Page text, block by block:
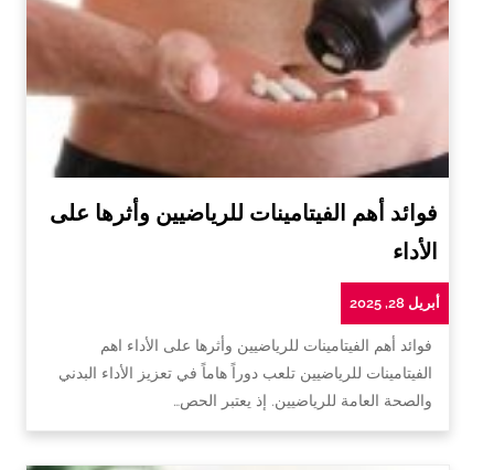
فوائد أهم الفيتامينات للرياضيين وأثرها على
الأداء
أبريل 28, 2025
فوائد أهم الفيتامينات للرياضيين وأثرها على الأداء اهم
الفيتامينات للرياضيين تلعب دوراً هاماً في تعزيز الأداء البدني
والصحة العامة للرياضيين. إذ يعتبر الحص…